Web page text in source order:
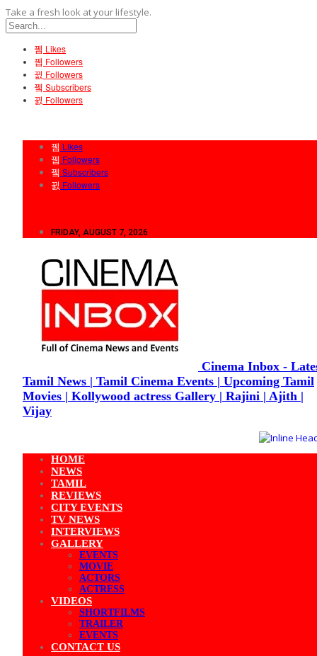
Take a fresh look at your lifestyle.
Likes
Followers
Followers
Subscribers
Followers
Likes
Followers
Subscribers
Followers
FRIDAY, AUGUST 7, 2026
Cinema Inbox -
Tamil News | Tamil Cinema Events | Upcoming Tamil
Movies | Kollywood actress Gallery | Rajini | Ajith |
Vijay
HOME
NEWS
TAMIL
REVIEWS
CITY EVENTS
TV NEWS
INTERVIEWS
GALLERY
EVENTS
MOVIE
ACTORS
ACTRESS
VIDEOS
SHORTFILMS
TRAILER
EVENTS
CONTACT US